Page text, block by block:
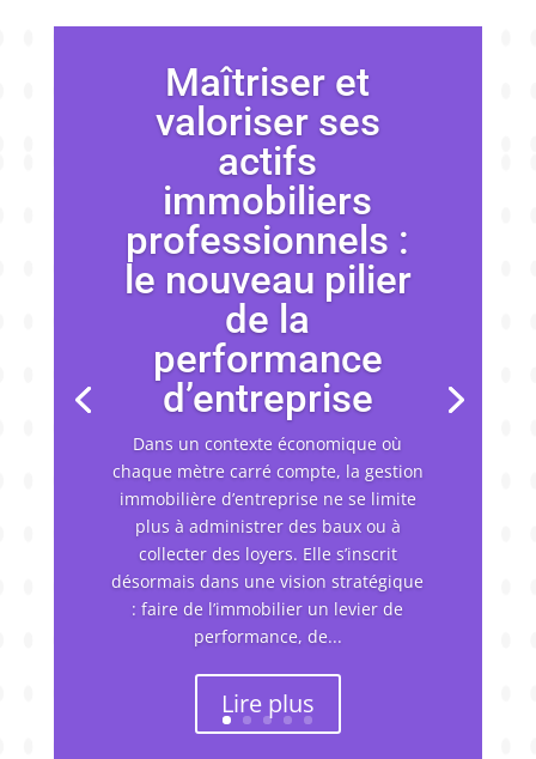
Maîtriser et
valoriser ses
actifs
immobiliers
professionnels :
le nouveau pilier
de la
performance
d’entreprise
Dans un contexte économique où
chaque mètre carré compte, la gestion
immobilière d’entreprise ne se limite
plus à administrer des baux ou à
collecter des loyers. Elle s’inscrit
désormais dans une vision stratégique
: faire de l’immobilier un levier de
performance, de...
Lire plus